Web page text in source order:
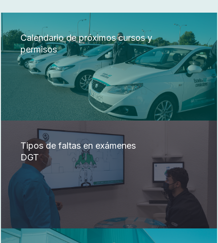
Calendario de próximos cursos y
permisos
Tipos de faltas en exámenes
DGT